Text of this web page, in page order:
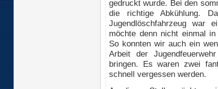
gedruckt wurde. Bei den
die richtige Abkühlung.
Jugendlöschfahrzeug war
möchte denn nicht einmal
So konnten wir auch ein
Arbeit der
bringen. Es waren zwei
schnell vergessen werden.